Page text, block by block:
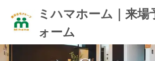
ミハマホーム｜来場
ォーム